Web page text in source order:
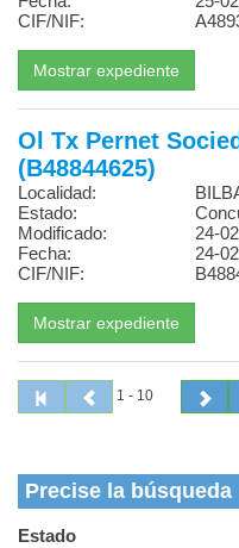
CIF/NIF:
Ol Tx Pernet
(B48844625)
Localidad:
Estado:
Modificado:
24-
Fecha:
24-
CIF/NIF:
1 - 10
Precise la búsqueda
Estado